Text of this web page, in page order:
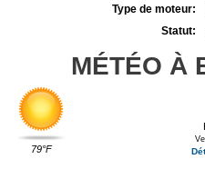
Type de moteur:
Statut:
MÉTÉO À
79°F